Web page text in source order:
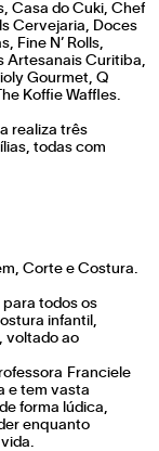
Casa do Cuki, Chef
Cervejaria, Doces
Fine N’ Rolls,
Artesanais Curitiba,
Gourmet, Q
Koffie Waffles.
realiza três
todas com
Corte e Costura.
para todos os
infantil,
voltado ao
Franciele
e tem vasta
forma lúdica,
enquanto